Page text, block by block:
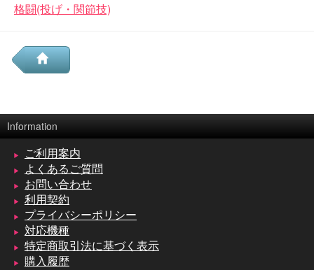
格闘(投げ・関節技)
Information
ご利用案内
よくあるご質問
お問い合わせ
利用契約
プライバシーポリシー
対応機種
特定商取引法に基づく表示
購入履歴